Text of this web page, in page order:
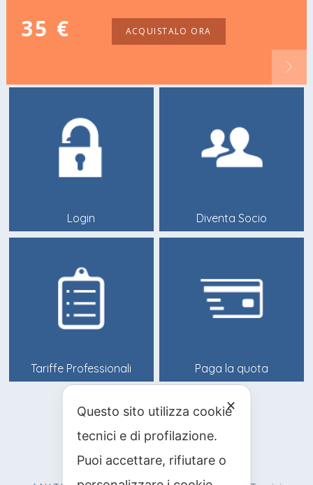
ACQUISTALO ORA
15 €
Login Diventa Socio
Tariffe Professionali Paga la quota
info@anitif.org
+39 0125 303100
✕
Questo sito utilizza cookie
tecnici e di profilazione.
Puoi accettare, rifiutare o